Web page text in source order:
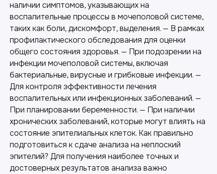
наличии симптомов, указывающих на
воспалительные процессы в мочеполовой системе,
таких как боли, дискомфорт, выделения. — В рамках
профилактического обследования для оценки
общего состояния здоровья. — При подозрении на
инфекции мочеполовой системы, включая
бактериальные, вирусные и грибковые инфекции. —
Для контроля эффективности лечения
воспалительных или инфекционных заболеваний. —
При планировании беременности. — При наличии
хронических заболеваний, которые могут влиять на
состояние эпителиальных клеток. Как правильно
подготовиться к сдаче анализа на неплоский
эпителий? Для получения наиболее точных и
достоверных результатов анализа важно